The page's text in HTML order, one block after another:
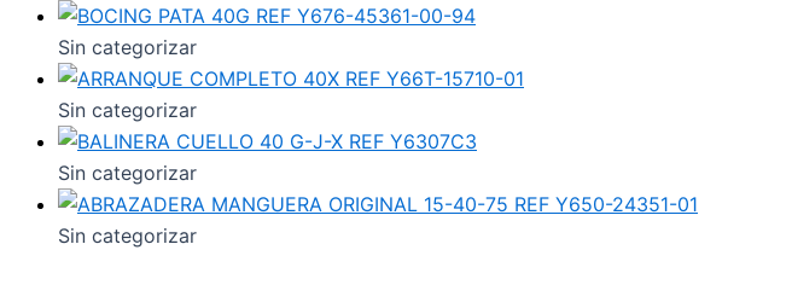
Sin categorizar
Sin categorizar
Sin categorizar
Sin categorizar